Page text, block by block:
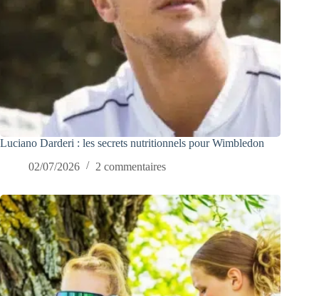
Luciano Darderi : les secrets nutritionnels pour Wimbledon
02/07/2026
2 commentaires